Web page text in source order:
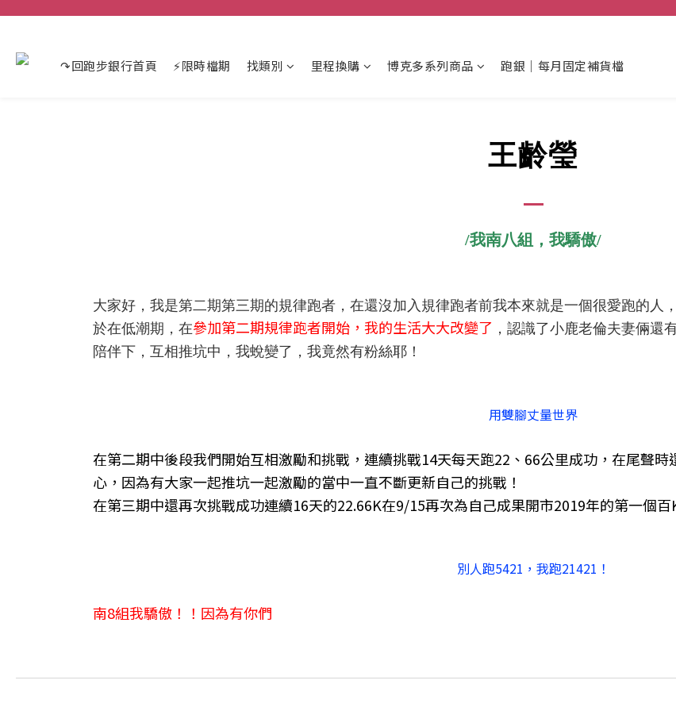
↷回跑步銀行首頁 ⚡限時檔期 找類別 里程換購 博克多系列商品 跑銀｜每月固定補貨檔
王齡瑩
/我南八組，我驕傲/
大家好，我是第二期第三期的規律跑者，在還沒加入規律跑者前我本來就是一個很愛跑的人
於在低潮期，在參加第二期規律跑者開始，我的生活大大改變了 ，認識了小鹿老倫夫妻倆還
陪伴下，互相推坑中，我蛻變了，我竟然有粉絲耶！
用雙腳丈量世界
在第二期中後段我們開始互相激勵和挑戰，連續挑戰14天每天跑22、66公里成功，在尾聲
心，因為有大家一起推坑一起激勵的當中一直不斷更新自己的挑戰！
在第三期中還再次挑戰成功連續16天的22.66K在9/15再次為自己成果開市2019年的第一個百
別人跑5421，我跑21421！
南8組我驕傲！！因為有你們